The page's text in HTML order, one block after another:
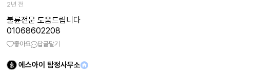
2년 전
불륜전문 도움드립니다
01068602208
좋아요 답글달기
에스아이 탐정사무소